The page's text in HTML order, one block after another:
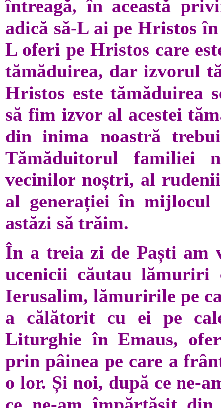
întreagă, în această
adică să-L ai pe Hristos
L oferi pe Hristos care
tămăduirea, dar izvorul
Hristos este tămăduirea
să fim izvor al acestei
din inima noastră
Tămăduitorul familiei
vecinilor noștri, al
al generației în mijlocul
astăzi să trăim.
În a treia zi de Paști am
ucenicii căutau lămuriri
Ierusalim, lămuririle pe
a călătorit cu ei pe
Liturghie în Emaus,
prin pâinea pe care a
o lor. Și noi, după ce ne-